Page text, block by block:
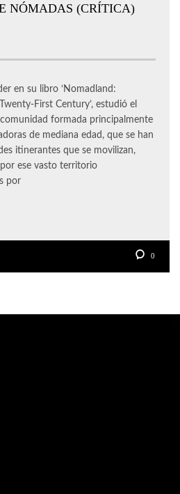
NÓMADAS (CRÍTICA)
en su libro ‘Nomadland:
First Century’, estudió el
formada principalmente
de mediana edad, que se han
itinerantes que se movilizan,
ese vasto territorio
por
0